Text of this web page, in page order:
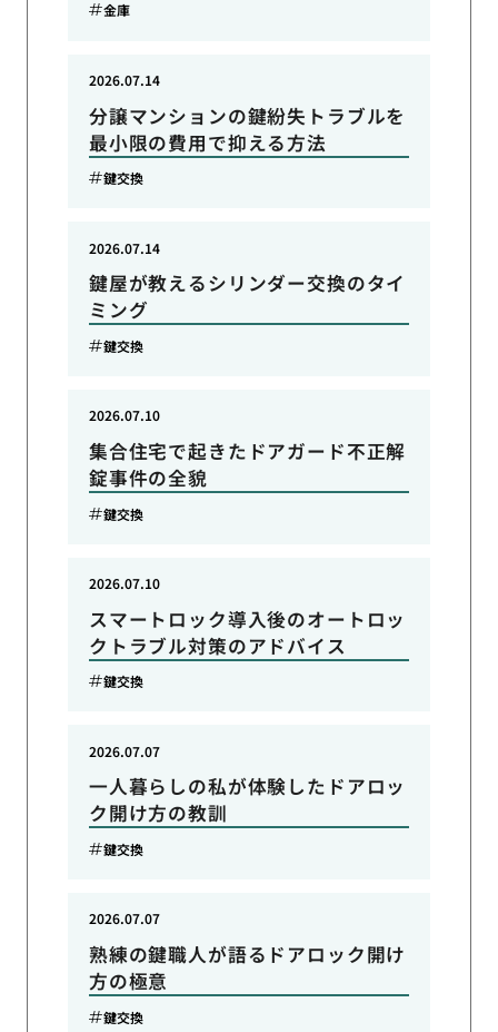
金庫
分譲マンションの鍵紛失トラブルを
最小限の費用で抑える方法
2026.07.14
鍵交換
鍵屋が教えるシリンダー交換のタイ
ミング
2026.07.14
鍵交換
集合住宅で起きたドアガード不正解
錠事件の全貌
2026.07.10
鍵交換
スマートロック導入後のオートロッ
クトラブル対策のアドバイス
2026.07.10
鍵交換
一人暮らしの私が体験したドアロッ
ク開け方の教訓
2026.07.07
鍵交換
熟練の鍵職人が語るドアロック開け
方の極意
2026.07.07
鍵交換